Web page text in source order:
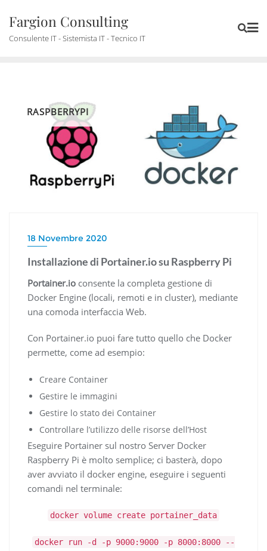
content
Fargion Consulting
Consulente IT - Sistemista IT - Tecnico IT
RASPBERRYPI
18 Novembre 2020
Installazione di Portainer.io su Raspberry Pi
Portainer.io consente la completa gestione di
Docker Engine (locali, remoti e in cluster), mediante
una comoda interfaccia Web.
Con Portainer.io puoi fare tutto quello che Docker
permette, come ad esempio:
Creare Container
Gestire le immagini
Gestire lo stato dei Container
Controllare l’utilizzo delle risorse dell’Host
Eseguire Portainer sul nostro Server Docker
Raspberry Pi è molto semplice; ci basterà, dopo
aver avviato il docker engine, eseguire i seguenti
comandi nel terminale:
docker volume create portainer_data
docker run -d -p 9000:9000 -p 8000:8000 --